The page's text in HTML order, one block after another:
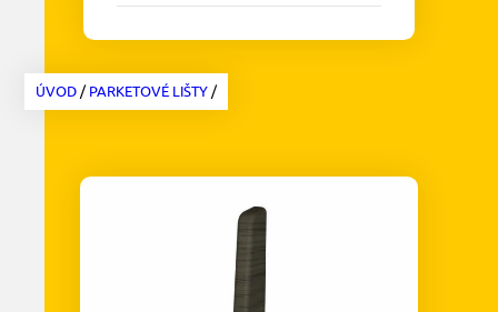
ÚVOD/PARKETOVÉ LIŠTY/